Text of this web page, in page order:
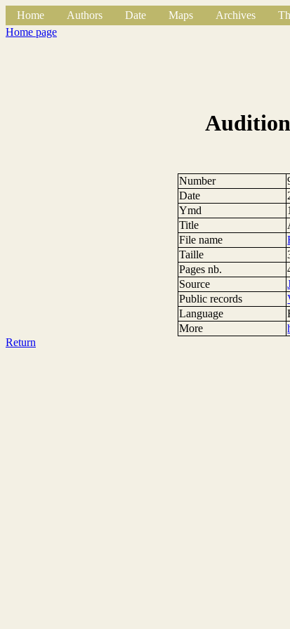
Home Authors Date Maps Archives
Home page
Audition
Number
Date
Ymd
Title
File name
Taille
Pages nb.
Source
Public records
Language
More
Return